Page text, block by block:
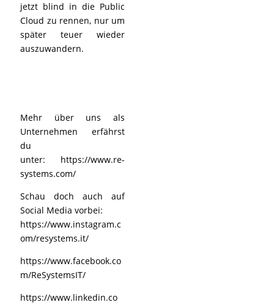
jetzt blind in die Public
Cloud zu rennen, nur um
später teuer wieder
auszuwandern.
Mehr über uns als
Unternehmen erfährst
du
unter: https://www.re-
systems.com/
Schau doch auch auf
Social Media vorbei:
https://www.instagram.c
om/resystems.it/
https://www.facebook.co
m/ReSystemsIT/
https://www.linkedin.co